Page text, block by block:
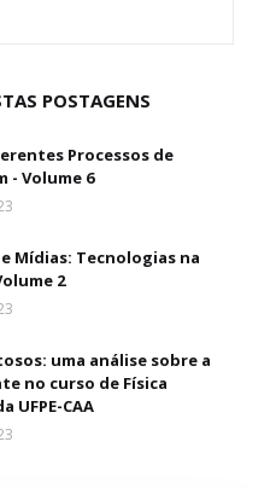
POSTAGENS
Processos de
- Volume 6
Mídias: Tecnologias na
2
uma análise sobre a
no curso de Física
UFPE-CAA